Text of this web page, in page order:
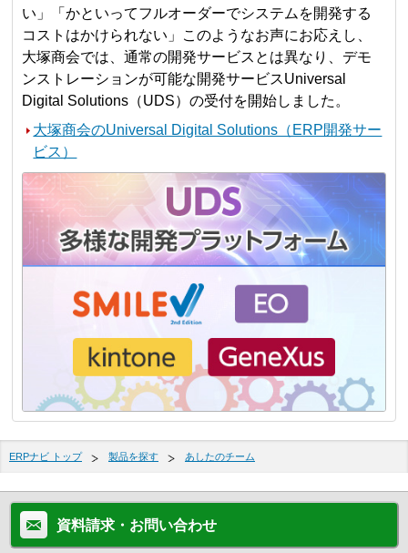
い」「かといってフルオーダーでシステムを開発する
コストはかけられない」このようなお声にお応えし、
大塚商会では、通常の開発サービスとは異なり、デモ
ンストレーションが可能な開発サービスUniversal
Digital Solutions（UDS）の受付を開始しました。
大塚商会のUniversal Digital Solutions（ERP開発サー
ビス）
ERPナビ トップ 製品を探す あしたのチーム
資料請求・お問い合わせ